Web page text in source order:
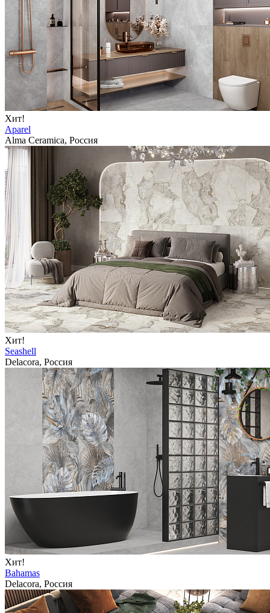
Хит!
Aparel
Alma Ceramica, Россия
Хит!
Seashell
Delacora, Россия
Хит!
Bahamas
Delacora, Россия